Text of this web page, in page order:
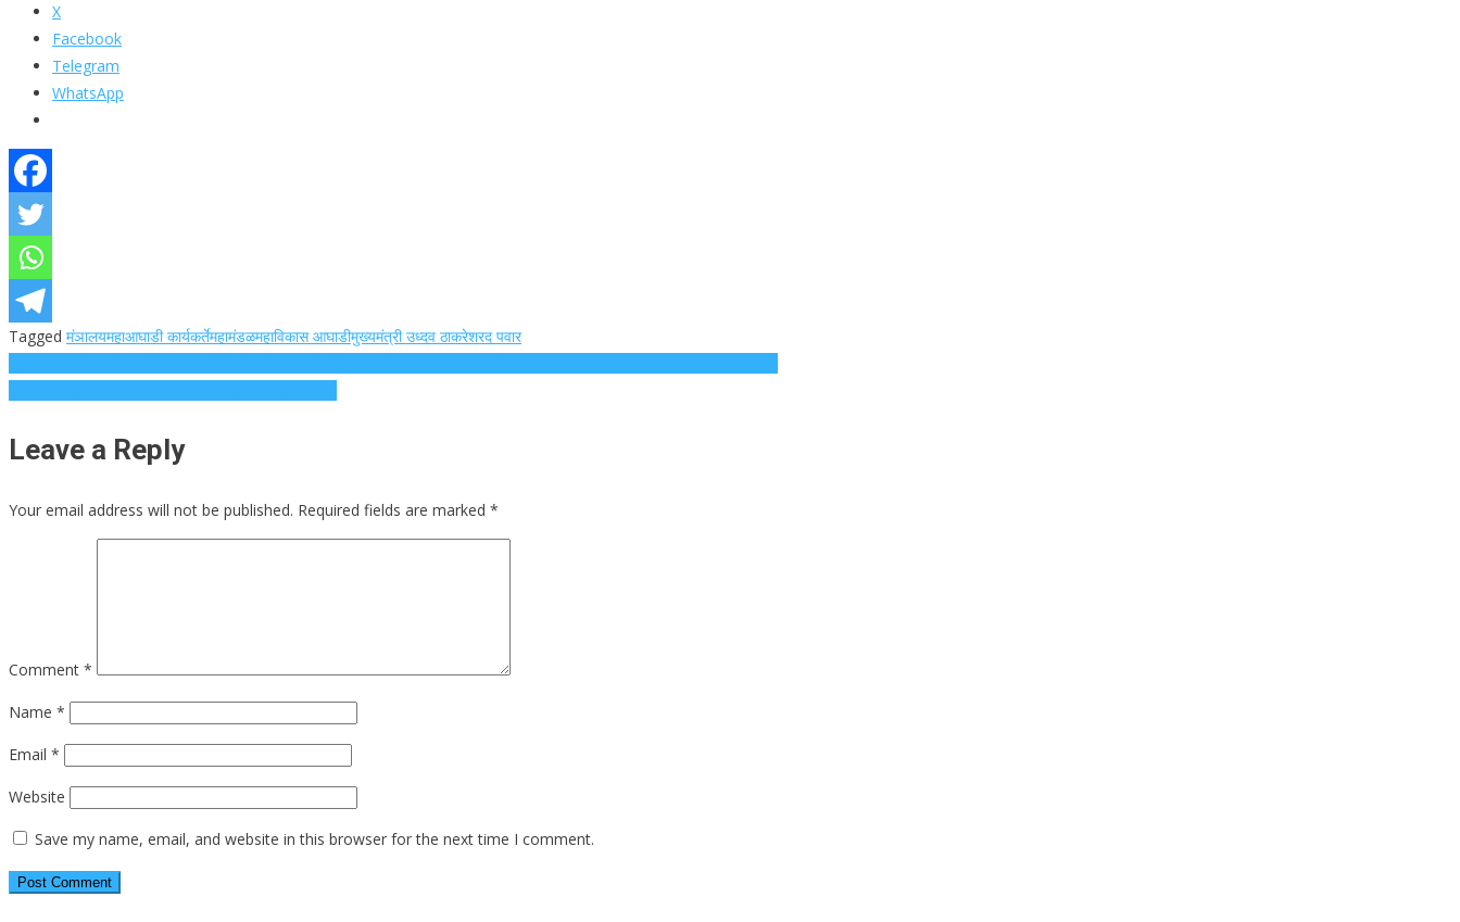
X
Facebook
Telegram
WhatsApp
Tagged मंञालयमहाआघाडी कार्यकर्तेमहामंडळमहाविकास आघाडीमुख्यमंत्री उध्दव ठाकरेशरद पवार
Post
navigation
Leave a Reply
Your email address will not be published. Required fields are marked *
Comment *
Name *
Email *
Website
Save my name, email, and website in this browser for the next time I comment.